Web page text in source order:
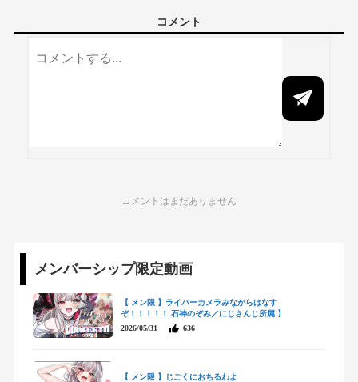
コメント
コメントはまだありません
メンバーシップ限定動画
【 メン限 】ライバーカメラみながらはなす
ぞ！！！！！ 石神のぞみ／にじさんじ所属 】
2026/05/31
636
【 メン限 】じごくにおちるわよ